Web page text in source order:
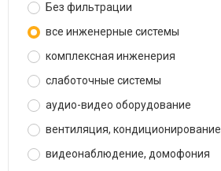
Без фильтрации
все инженерные системы
комплексная инженерия
слаботочные системы
аудио-видео оборудование
вентиляция, кондиционирование
видеонаблюдение, домофония